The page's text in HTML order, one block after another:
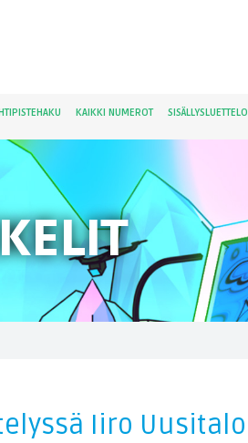
KAIKKI NUMEROT SISÄLLYSLUETTELO
Iiro Uusitalo